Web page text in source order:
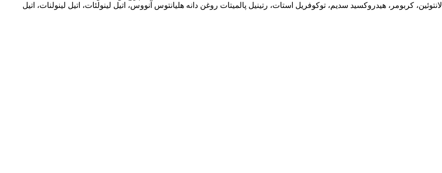
DIMETHICONE YETHICONE، PALMITICONE، PALMITICONE لانتوئین، کربومر، هیدروکسید سدیم، توکوفریل استات، رتینیل پالمیتات روغن دانه هلیانتوس آنووس، اتیل لینولئات، اتیل لینولنات، اتیل